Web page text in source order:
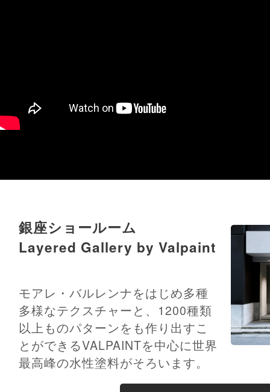
銀座ショールーム
Layered Gallery by Valpaint
モアレ・バルレンナをはじめ多種
多様なテクスチャーと、1200種類
以上ものパターンをも作り出すこ
とができるVALPAINTを中心に世界
最高峰の水性塗料がそろいます。